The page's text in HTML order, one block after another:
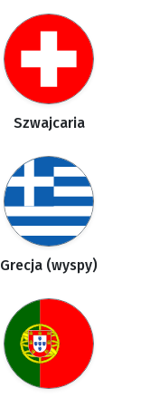
Szwajcaria
Grecja (wyspy)